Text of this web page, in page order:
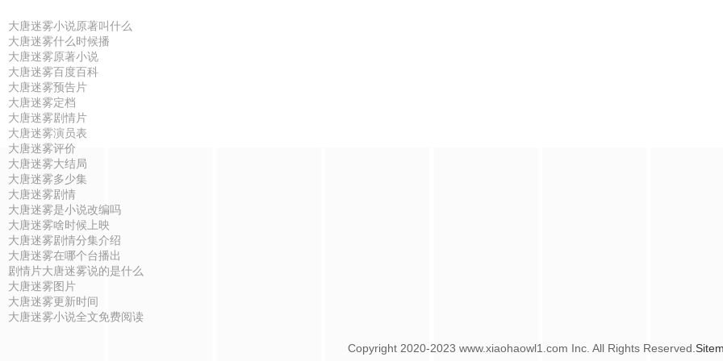
大唐迷雾小说原著叫什么
大唐迷雾什么时候播
大唐迷雾原著小说
大唐迷雾百度百科
大唐迷雾预告片
大唐迷雾定档
大唐迷雾剧情片
大唐迷雾演员表
大唐迷雾评价
大唐迷雾大结局
大唐迷雾多少集
大唐迷雾剧情
大唐迷雾是小说改编吗
大唐迷雾啥时候上映
大唐迷雾剧情分集介绍
大唐迷雾在哪个台播出
剧情片大唐迷雾说的是什么
大唐迷雾图片
大唐迷雾更新时间
大唐迷雾小说全文免费阅读
Copyright 2020-2023 www.xiaohaowl1.com Inc. All Rights Reserved.